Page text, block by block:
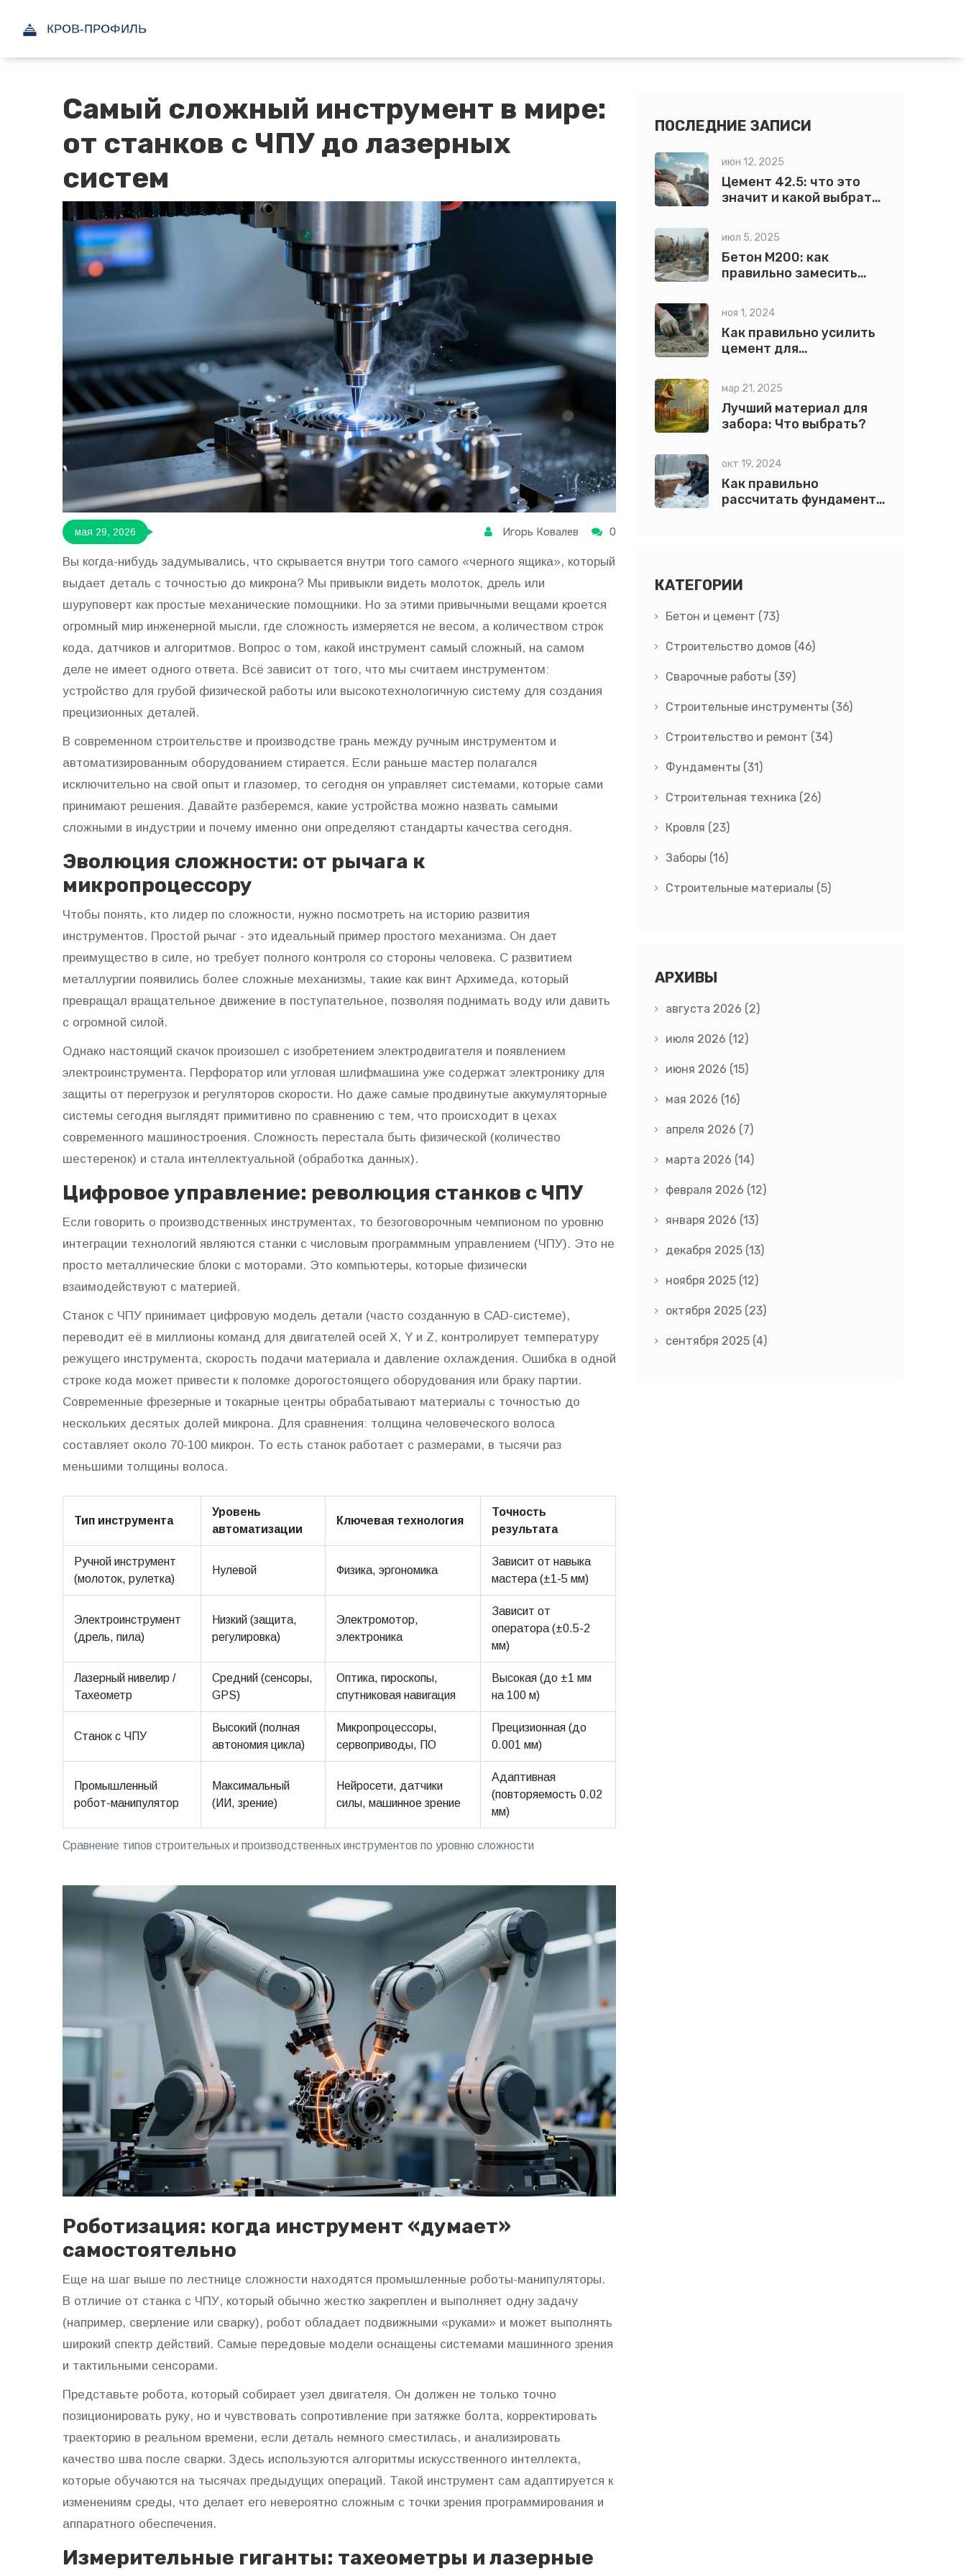
Самый сложный инструмент в мире:
от станков с ЧПУ до лазерных
систем
мая 29, 2026 Игорь Ковалев 0
Вы когда-нибудь задумывались, что скрывается внутри того самого «черного ящика», который
выдает деталь с точностью до микрона? Мы привыкли видеть молоток, дрель или
шуруповерт как простые механические помощники. Но за этими привычными вещами кроется
огромный мир инженерной мысли, где сложность измеряется не весом, а количеством строк
кода, датчиков и алгоритмов. Вопрос о том, какой инструмент самый сложный, на самом
деле не имеет одного ответа. Всё зависит от того, что мы считаем инструментом:
устройство для грубой физической работы или высокотехнологичную систему для создания
прецизионных деталей.
В современном строительстве и производстве грань между ручным инструментом и
автоматизированным оборудованием стирается. Если раньше мастер полагался
исключительно на свой опыт и глазомер, то сегодня он управляет системами, которые сами
принимают решения. Давайте разберемся, какие устройства можно назвать самыми
сложными в индустрии и почему именно они определяют стандарты качества сегодня.
Эволюция сложности: от рычага к
микропроцессору
Чтобы понять, кто лидер по сложности, нужно посмотреть на историю развития
инструментов. Простой рычаг - это идеальный пример простого механизма. Он дает
преимущество в силе, но требует полного контроля со стороны человека. С развитием
металлургии появились более сложные механизмы, такие как винт Архимеда, который
превращал вращательное движение в поступательное, позволяя поднимать воду или давить
с огромной силой.
Однако настоящий скачок произошел с изобретением электродвигателя и появлением
электроинструмента. Перфоратор или угловая шлифмашина уже содержат электронику для
защиты от перегрузок и регуляторов скорости. Но даже самые продвинутые аккумуляторные
системы сегодня выглядят примитивно по сравнению с тем, что происходит в цехах
современного машиностроения. Сложность перестала быть физической (количество
шестеренок) и стала интеллектуальной (обработка данных).
Цифровое управление: революция станков с ЧПУ
Если говорить о производственных инструментах, то безоговорочным чемпионом по уровню
интеграции технологий являются станки с числовым программным управлением (ЧПУ). Это не
просто металлические блоки с моторами. Это компьютеры, которые физически
взаимодействуют с материей.
Станок с ЧПУ принимает цифровую модель детали (часто созданную в CAD-системе),
переводит её в миллионы команд для двигателей осей X, Y и Z, контролирует температуру
режущего инструмента, скорость подачи материала и давление охлаждения. Ошибка в одной
строке кода может привести к поломке дорогостоящего оборудования или браку партии.
Современные фрезерные и токарные центры обрабатывают материалы с точностью до
нескольких десятых долей микрона. Для сравнения: толщина человеческого волоса
составляет около 70-100 микрон. То есть станок работает с размерами, в тысячи раз
меньшими толщины волоса.
Сравнение типов строительных и производственных инструментов по уровню сложности
Тип инструмента
Уровень
автоматизации
Ключевая технология
Точность
результата
Ручной инструмент
(молоток, рулетка)
Нулевой Физика, эргономика
Зависит от навыка
мастера (±1-5 мм)
Электроинструмент
(дрель, пила)
Низкий (защита,
регулировка)
Электромотор,
электроника
Зависит от
оператора (±0.5-2
мм)
Лазерный нивелир /
Тахеометр
Средний (сенсоры,
GPS)
Оптика, гироскопы,
спутниковая навигация
Высокая (до ±1 мм
на 100 м)
Станок с ЧПУ
Высокий (полная
автономия цикла)
Микропроцессоры,
сервоприводы, ПО
Прецизионная (до
0.001 мм)
Промышленный
робот-манипулятор
Максимальный
(ИИ, зрение)
Нейросети, датчики
силы, машинное зрение
Адаптивная
(повторяемость 0.02
мм)
Роботизация: когда инструмент «думает»
самостоятельно
Еще на шаг выше по лестнице сложности находятся промышленные роботы-манипуляторы.
В отличие от станка с ЧПУ, который обычно жестко закреплен и выполняет одну задачу
(например, сверление или сварку), робот обладает подвижными «руками» и может выполнять
широкий спектр действий. Самые передовые модели оснащены системами машинного зрения
и тактильными сенсорами.
Представьте робота, который собирает узел двигателя. Он должен не только точно
позиционировать руку, но и чувствовать сопротивление при затяжке болта, корректировать
траекторию в реальном времени, если деталь немного сместилась, и анализировать
качество шва после сварки. Здесь используются алгоритмы искусственного интеллекта,
которые обучаются на тысячах предыдущих операций. Такой инструмент сам адаптируется к
изменениям среды, что делает его невероятно сложным с точки зрения программирования и
аппаратного обеспечения.
Измерительные гиганты: тахеометры и лазерные
ПОСЛЕДНИЕ ЗАПИСИ
июн 12, 2025
Цемент 42.5: что это
значит и какой выбрать
июл 5, 2025
Бетон М200: как
правильно замесить
руками
ноя 1, 2024
Как правильно усилить
цемент для
советы и методы
мар 21, 2025
Лучший материал для
забора: Что выбрать?
окт 19, 2024
Как правильно
рассчитать фундамент
КАТЕГОРИИ
Бетон и цемент (73)
Строительство домов (46)
Сварочные работы (39)
Строительные инструменты (36)
Строительство и ремонт (34)
Фундаменты (31)
Строительная техника (26)
Кровля (23)
Заборы (16)
Строительные материалы (5)
АРХИВЫ
августа 2026 (2)
июля 2026 (12)
июня 2026 (15)
мая 2026 (16)
апреля 2026 (7)
марта 2026 (14)
февраля 2026 (12)
января 2026 (13)
декабря 2025 (13)
ноября 2025 (12)
октября 2025 (23)
сентября 2025 (4)